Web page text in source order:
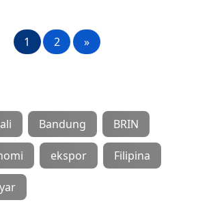
1 2 »
Bandung BRIN
ekspor Filipina